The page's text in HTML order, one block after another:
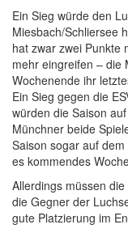
Ein Sieg würde den
Miesbach/Schliersee
hat zwar zwei Punkte
mehr eingreifen – die
Wochenende ihr
Ein Sieg gegen die
würden die Saison
Münchner beide
Saison sogar auf
es kommendes
Allerdings müssen
die Gegner der
gute Platzierung im